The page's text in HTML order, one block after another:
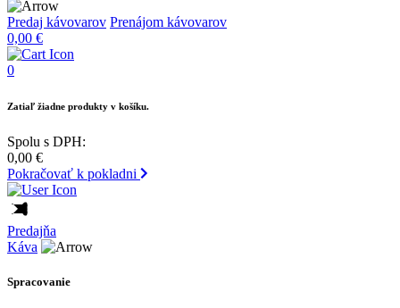
Predaj kávovarov Prenájom kávovarov
0,00 €
0
Zatiaľ žiadne produkty v košíku.
Spolu s DPH:
0,00 €
Pokračovať k pokladni
Predajňa
Káva
Spracovanie